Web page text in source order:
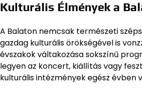
Kulturális Élmények a
A Balaton nemcsak természeti
gazdag kulturális örökségével is
évszakok váltakozása sokszínű
legyen az koncert, kiállítás vagy
kulturális intézmények egész évben